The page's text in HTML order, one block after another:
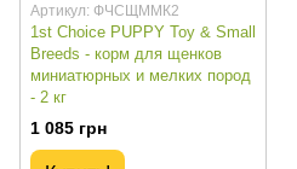
Артикул: ФЧСЩММК2
1st Choice PUPPY Toy & Small
Breeds - корм для щенков
миниатюрных и мелких пород
- 2 кг
1 085 грн